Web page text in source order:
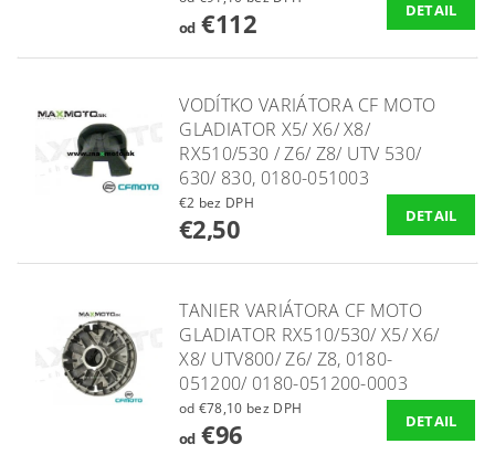
od€112 DETAIL
VODÍTKO VARIÁTORA CF MOTO
GLADIATOR X5/ X6/ X8/
RX510/530 / Z6/ Z8/ UTV 530/
630/ 830, 0180-051003
€2 bez DPH
€2,50 DETAIL
TANIER VARIÁTORA CF MOTO
GLADIATOR RX510/530/ X5/ X6/
X8/ UTV800/ Z6/ Z8, 0180-
051200/ 0180-051200-0003
od €78,10 bez DPH
od€96 DETAIL